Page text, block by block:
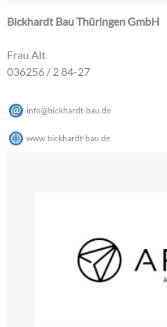
Bickhardt Bau Thüringen GmbH
Frau Alt
036256 / 2 84-27
info@bickhardt-bau.de
www.bickhardt-bau.de